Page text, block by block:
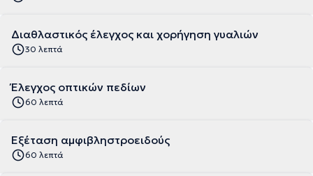
Διαθλαστικός έλεγχος και χορήγηση γυαλιών
30 λεπτά
Έλεγχος οπτικών πεδίων
60 λεπτά
Εξέταση αμφιβληστροειδούς
60 λεπτά